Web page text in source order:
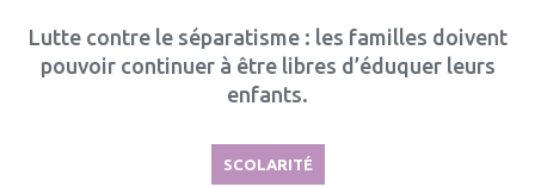
Lutte contre le séparatisme : les familles doivent
pouvoir continuer à être libres d’éduquer leurs
enfants.
SCOLARITÉ